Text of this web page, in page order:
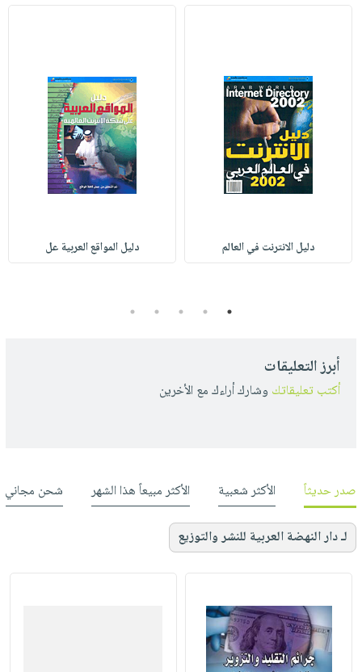
دليل الانترنت في العالم دليل المواقع العربية عل
1
2
3
4
5
أبرز التعليقات
أكتب تعليقاتك وشارك أراءك مع الأخرين
صدر حديثاً الأكثر شعبية الأكثر مبيعاً هذا الشهر شحن مجاني
لـ دار النهضة العربية للنشر والتوزيع